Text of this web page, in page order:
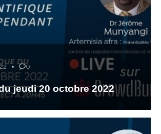
0
jeudi 20 octobre 2022